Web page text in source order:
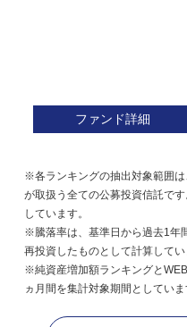
ファンド詳細
※各ランキングの抽出対象範囲
が取扱う全ての公募投資信託で
しています。
※騰落率は、基準日から過去1年
再投資したものとして計算してい
※純資産増加額ランキングと
ヵ月間を集計対象期間としていま